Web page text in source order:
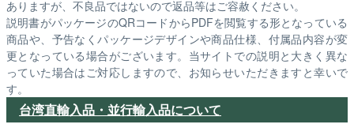
ありますが、不良品ではないので返品等はご容赦ください。
説明書がパッケージのQRコードからPDFを閲覧する形となっている
商品や、予告なくパッケージデザインや商品仕様、付属品内容が変
更となっている場合がございます。当サイトでの説明と大きく異な
っていた場合はご対応しますので、お知らせいただきますと幸いで
す。
台湾直輸入品・並行輸入品について